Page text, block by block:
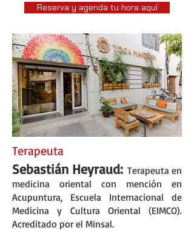
Reserva y agenda tu hora aquí
Terapeuta
Sebastián Heyraud: Terapeuta en
medicina oriental con mención en
Acupuntura, Escuela Internacional de
Medicina y Cultura Oriental (EIMCO).
Acreditado por el Minsal.